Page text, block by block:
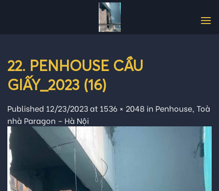
22. PENHOUSE CẦU
GIẤY_2023 (16)
Published 12/23/2023at 1536 × 2048 in Penhouse, Toà
nhà Paragon – Hà Nội